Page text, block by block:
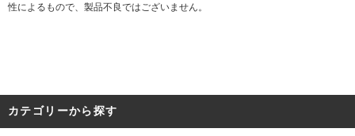
性によるもので、製品不良ではございません。
カテゴリーから探す